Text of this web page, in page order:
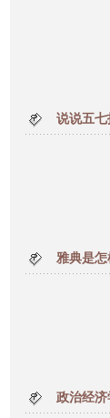
说说五
雅典是
政治经